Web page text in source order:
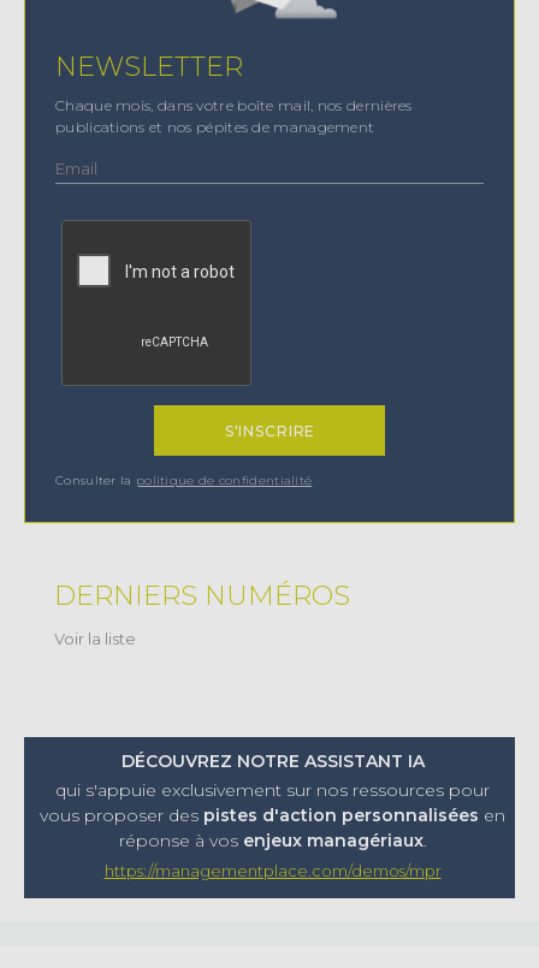
NEWSLETTER
Chaque mois, dans votre boîte mail, nos dernières
publications et nos pépites de management
Consulter la politique de confidentialité
DERNIERS NUMÉROS
Voir la liste
DÉCOUVREZ NOTRE ASSISTANT IA
qui s'appuie exclusivement sur nos ressources pour
vous proposer des pistes d'action personnalisées en
réponse à vos enjeux managériaux.
https://managementplace.com/demos/mpr